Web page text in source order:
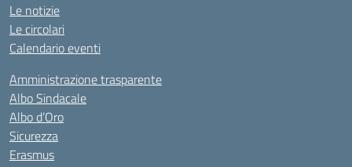
Le notizie
Le circolari
Calendario eventi
Amministrazione trasparente
Albo Sindacale
Albo d’Oro
Sicurezza
Erasmus